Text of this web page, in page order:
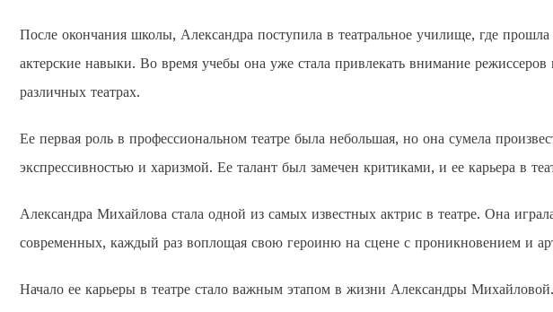
После окончания школы, Александра поступила в театральное училище, где прошла
актерские навыки. Во время учебы она уже стала привлекать внимание
различных театрах.
Ее первая роль в профессиональном театре была небольшая, но она сумела
экспрессивностью и харизмой. Ее талант был замечен критиками, и ее карьера в
Александра Михайлова стала одной из самых известных актрис в театре. Она
современных, каждый раз воплощая свою героиню на сцене с проникновением и
Начало ее карьеры в театре стало важным этапом в жизни Александры